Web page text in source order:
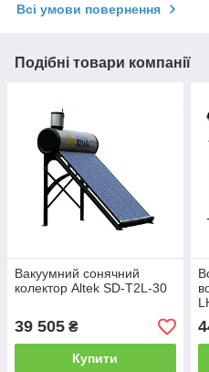
Всі умови повернення
Подібні товари компанії
Вакуумний сонячний
колектор Altek SD-T2L-30
39 505 ₴
Купити